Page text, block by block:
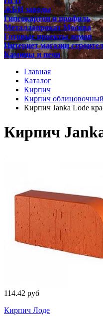
ЖБИ заводы
Гипсокартон и профиль
Металлопрокат Москва
Готовые проекты домов
Интернет магазин
Камины и печи
Главная
Каталог
Кирпич
Кирпич облицовочный
Кирпич Janka Lode
Кирпич
114.42 руб
Кирпич Лоде